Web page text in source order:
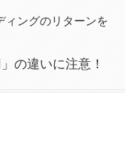
ィングのリターンを
の違いに注意！